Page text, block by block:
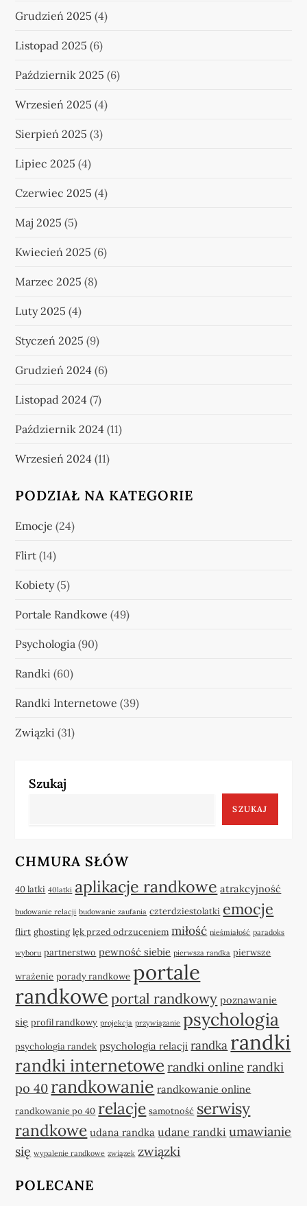
Grudzień 2025 (4)
Listopad 2025 (6)
Październik 2025 (6)
Wrzesień 2025 (4)
Sierpień 2025 (3)
Lipiec 2025 (4)
Czerwiec 2025 (4)
Maj 2025 (5)
Kwiecień 2025 (6)
Marzec 2025 (8)
Luty 2025 (4)
Styczeń 2025 (9)
Grudzień 2024 (6)
Listopad 2024 (7)
Październik 2024 (11)
Wrzesień 2024 (11)
PODZIAŁ NA KATEGORIE
Emocje (24)
Flirt (14)
Kobiety(5)
Portale Randkowe (49)
Psychologia (90)
Randki (60)
Randki Internetowe (39)
Związki (31)
Szukaj
SZUKAJ
CHMURA SŁÓW
40 latki 40latki aplikacje randkowe atrakcyjność
budowanie relacji budowanie zaufania czterdziestolatki emocje
flirt ghosting lęk przed odrzuceniem miłość nieśmiałość paradoks
wyboru partnerstwo pewność siebie pierwsza randka pierwsze
wrażenie porady randkowe portale
randkowe portal randkowy poznawanie
się profil randkowy projekcja przywiązanie psychologia
psychologia randek psychologia relacji randka randki
randki internetowe randki online randki
po 40 randkowanie randkowanie online
randkowanie po 40 relacje samotność serwisy
randkowe udana randka udane randki umawianie
się wypalenie randkowe związek związki
POLECANE